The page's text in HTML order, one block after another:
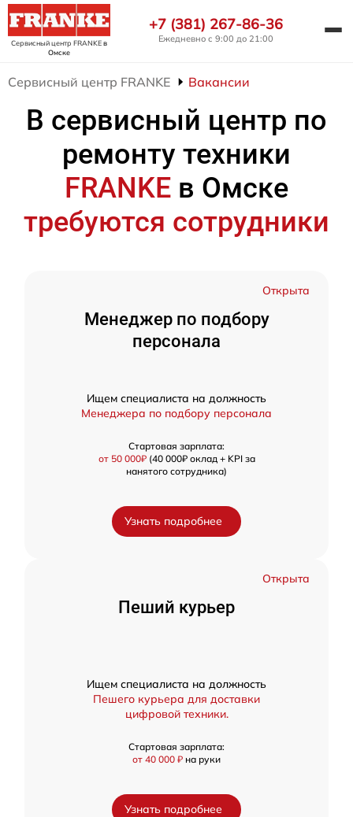
Сервисный центр FRANKEв
Омске
+7 (381) 267-86-36
Ежедневно с 9:00 до 21:00
Сервисный центр FRANKE Вакансии
В сервисный центр по
ремонту техники
FRANKE в Омске
требуются сотрудники
Открыта
Менеджер по подбору
персонала
Ищем специалиста на должность
Менеджера по подбору персонала
Стартовая зарплата:
от 50 000₽(40 000₽ оклад + KPI за
нанятого сотрудника)
Узнать подробнее
Открыта
Пеший курьер
Ищем специалиста на должность
Пешего курьера для доставки
цифровой техники.
Стартовая зарплата:
от 40 000 ₽ на руки
Узнать подробнее